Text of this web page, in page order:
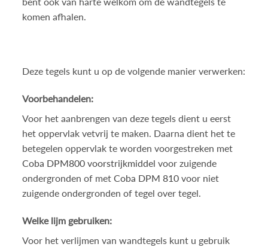
komen afhalen.
Deze tegels kunt u op de volgende manier verwerken:
Voorbehandelen:
Voor het aanbrengen van deze tegels dient u eerst
het oppervlak vetvrij te maken. Daarna dient het te
betegelen oppervlak te worden voorgestreken met
Coba DPM800 voorstrijkmiddel voor zuigende
ondergronden of met Coba DPM 810voor niet
zuigende ondergronden of tegel over tegel.
Welke lijm gebruiken:
Voor het verlijmen van wandtegels kunt u gebruik